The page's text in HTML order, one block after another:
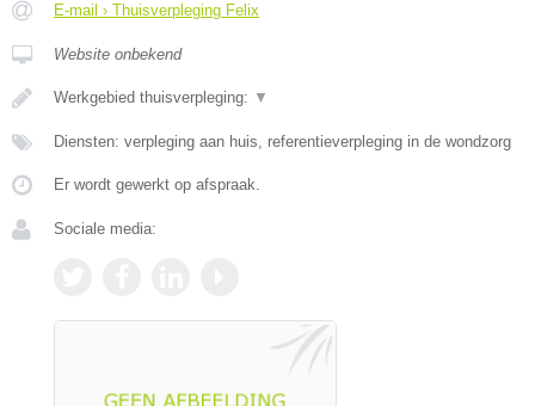
E-mail › Thuisverpleging Felix
Website onbekend
Werkgebied thuisverpleging: ▼
Diensten: verpleging aan huis, referentieverpleging in de wondzorg
Er wordt gewerkt op afspraak.
Sociale media: